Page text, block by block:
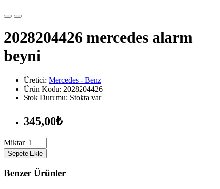
2028204426 mercedes alarm
beyni
Üretici: Mercedes - Benz
Ürün Kodu: 2028204426
Stok Durumu: Stokta var
345,00₺
Miktar
Sepete Ekle
Benzer Ürünler